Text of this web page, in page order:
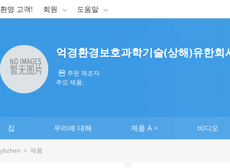
환영 고객! 회원  도움말 
억경환경보호과학기술(상해)유한회
 주문 제조자
주요 제품:
집 우리에 대해 제품 A > 비디오
ybzhan > 제품